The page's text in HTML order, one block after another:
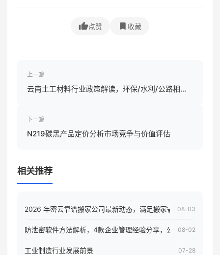
点赞 收藏
上一篇
云南土工材料行业政策解读，环保/水利/公路相关
下一篇
N219碳黑产品定价分析市场竞争与价值评估
相关推荐
2026 年密云靠谱搬家公司最新动态，满足搬家需求！08-03
防泄密软件方法解析，4款企业管理经验分享，公司员工电脑核
08-02
工业制造行业发展前景 07-28